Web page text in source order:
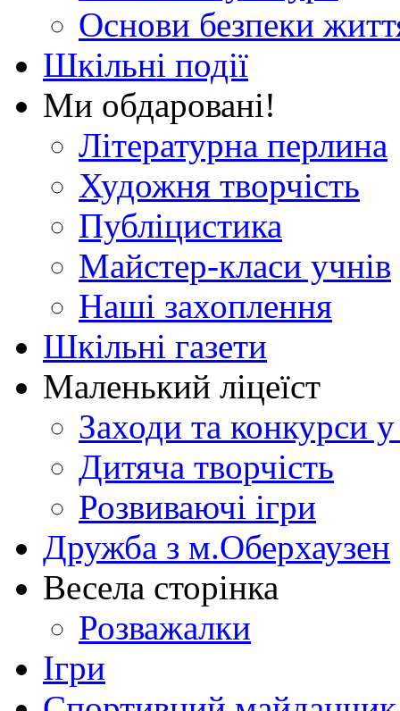
Основи безпеки
Шкільні події
Ми обдаровані!
Літературна перлина
Художня творчість
Публіцистика
Майстер-класи учнів
Наші захоплення
Шкільні газети
Маленький ліцеїст
Заходи та конкурси у
Дитяча творчість
Розвиваючі ігри
Дружба з м.Оберхаузен
Весела сторінка
Розважалки
Ігри